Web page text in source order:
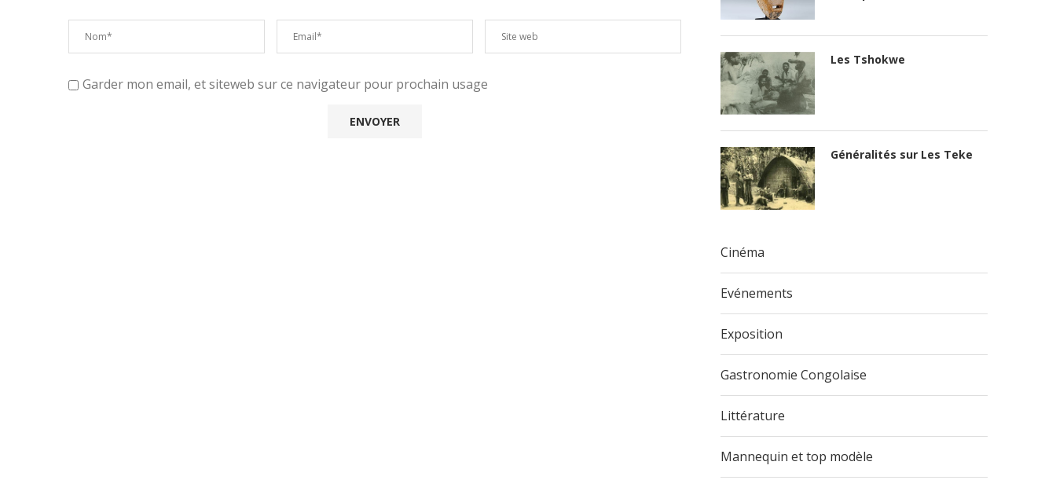
Garder mon email, et siteweb sur ce navigateur pour prochain usage
Les Tshokwe
Généralités sur Les Teke
Cinéma
Evénements
Exposition
Gastronomie Congolaise
Littérature
Mannequin et top modèle